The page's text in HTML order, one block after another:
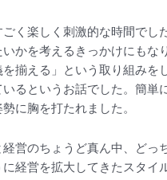
く楽しく刺激的な時間でし
かを考えるきっかけにもな
揃える」という取り組みを
るというお話でした。簡単
に胸を打たれました。
営のちょうど真ん中、どっ
経営を拡大してきたスタイ